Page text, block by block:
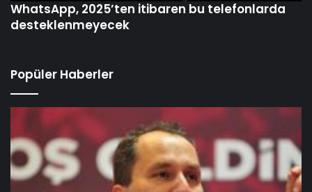
WhatsApp, 2025’ten itibaren bu telefonlarda
desteklenmeyecek
Popüler Haberler